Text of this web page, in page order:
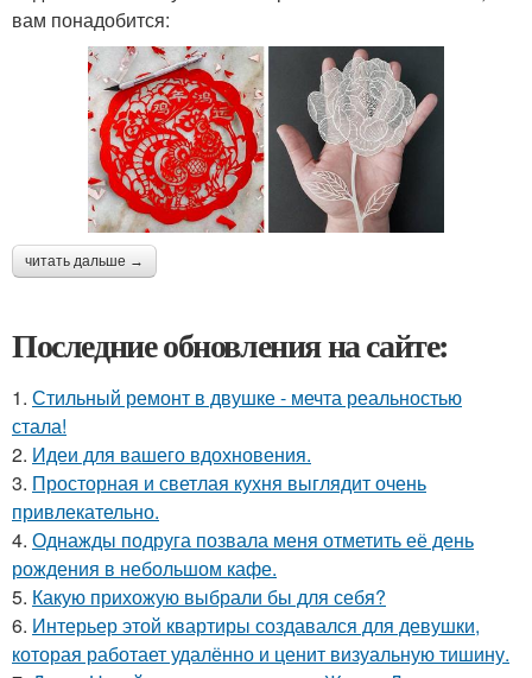
вам понадобится:
читать дальше →
Последние обновления на сайте:
1. Стильный ремонт в двушке - мечта реальностью
стала!
2. Идеи для вашего вдохновения.
3. Просторная и светлая кухня выглядит очень
привлекательно.
4. Однажды подруга позвала меня отметить её день
рождения в небольшом кафе.
5. Какую прихожую выбрали бы для себя?
6. Интерьер этой квартиры создавался для девушки,
которая работает удалённо и ценит визуальную тишину.